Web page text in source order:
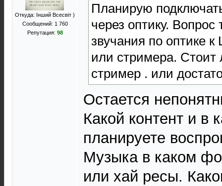
Откуда: Інший Всесвіт )
Сообщений: 1 760
Репутация: 98
Планирую
через оптику. Вопрос
звучания по оптике
или стримера. Стоит
стример . или
Остается
Какой контент и в
планируете
Музыка в каком
или хай ресы.